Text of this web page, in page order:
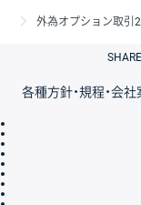
外為オプション取引
SHARE
各種方針・規程・会社